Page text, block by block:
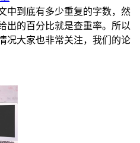
中到底有多少重复的字数，然
出的百分比就是查重率。所以
况大家也非常关注，我们的论